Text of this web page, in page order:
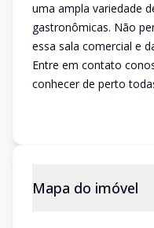
uma ampla variedade
gastronômicas. Não
essa sala comercial e
Entre em contato
conhecer de perto
Mapa do imóvel